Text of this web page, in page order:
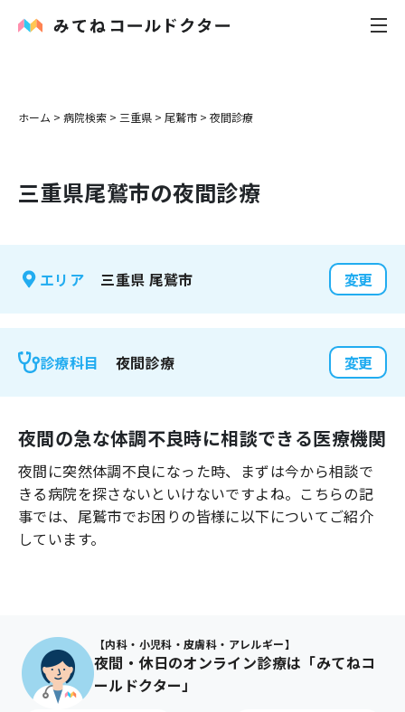
内科
花粉症
感染症
よくあるご質問
ホーム > 病院検索 > 三重県 > 尾鷲市 > 夜間診療
三重県尾鷲市の夜間診療
エリア 三重県 尾鷲市 変更
診療科目 夜間診療 変更
夜間の急な体調不良時に相談できる医療機関
夜間に突然体調不良になった時、まずは今から相談で
きる病院を探さないといけないですよね。こちらの記
事では、 尾鷲市でお困りの皆様に以下についてご紹介
しています。
【内科・小児科・皮膚科・アレルギー】
夜間・休日のオンライン診療は「みてねコ
ールドクター」